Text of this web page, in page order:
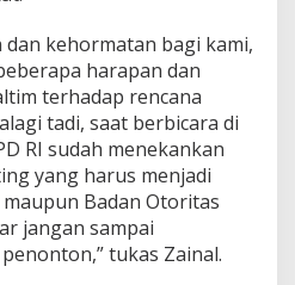
kehormatan bagi kami,
harapan dan
terhadap rencana
tadi, saat berbicara di
RI sudah menekankan
yang harus menjadi
Badan Otoritas
jangan sampai
tukas Zainal.